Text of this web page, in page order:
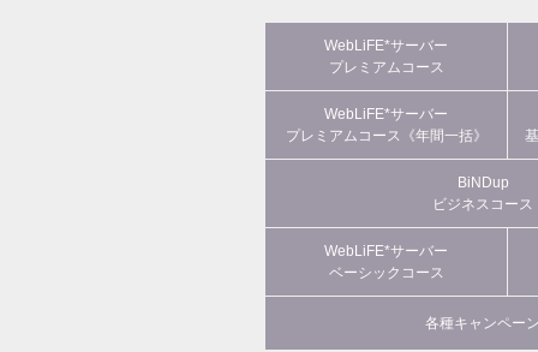
WebLiFE*サーバー
プレミアムコース
WebLiFE*サーバー
プレミアムコース《年間一括》
BiNDup
ビジネスコース
WebLiFE*サーバー
ベーシックコース
各種キャンペー